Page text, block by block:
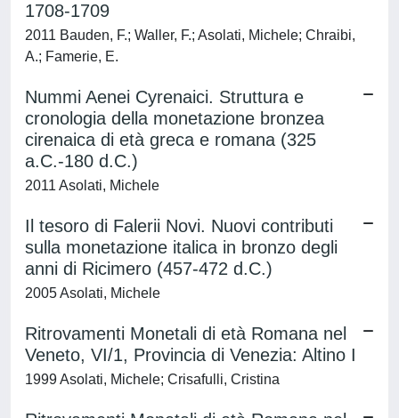
1708-1709
2011 Bauden, F.; Waller, F.; Asolati, Michele; Chraibi,
A.; Famerie, E.
Nummi Aenei Cyrenaici. Struttura e
cronologia della monetazione bronzea
cirenaica di età greca e romana (325
a.C.-180 d.C.)
2011 Asolati, Michele
Il tesoro di Falerii Novi. Nuovi contributi
sulla monetazione italica in bronzo degli
anni di Ricimero (457-472 d.C.)
2005 Asolati, Michele
Ritrovamenti Monetali di età Romana nel
Veneto, VI/1, Provincia di Venezia: Altino I
1999 Asolati, Michele; Crisafulli, Cristina